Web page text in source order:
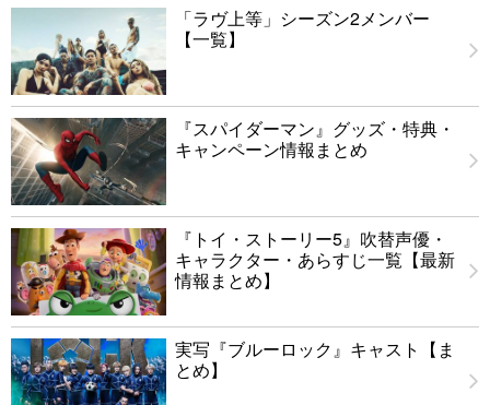
「ラヴ上等」シーズン2メンバー
【一覧】
『スパイダーマン』グッズ・特典・
キャンペーン情報まとめ
『トイ・ストーリー5』吹替声優・
キャラクター・あらすじ一覧【最新
情報まとめ】
実写『ブルーロック』キャスト【ま
とめ】